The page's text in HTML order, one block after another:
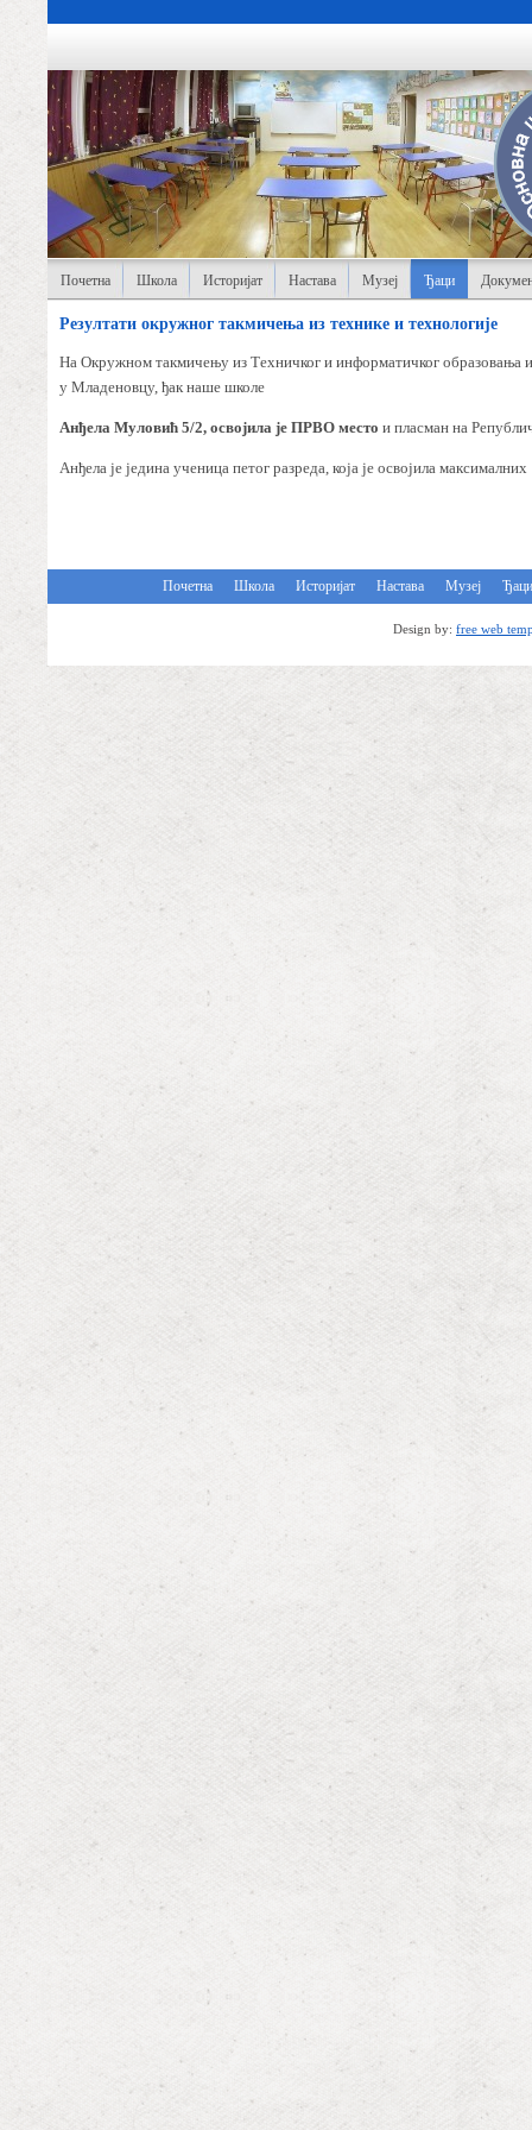
Почетна Школа Историјат Настава Музеј Ђаци
Резултати окружног такмичења из технике и технолoгије
На Окружном такмичењу из Техничког и информатичког
у Младеновцу, ђак наше школе
Анђела Муловић 5/2, освојила је ПРВО место и пласман на
Анђела је једина ученица петог разреда, која је освојила
Почетна Школа Историјат Настава Музеј Ђаци
Design by: free web